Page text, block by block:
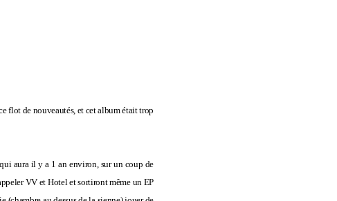
flot de nouveautés, et cet album était trop
aura il y a 1 an environ, sur un coup de
VV et Hotel et sortiront même un EP